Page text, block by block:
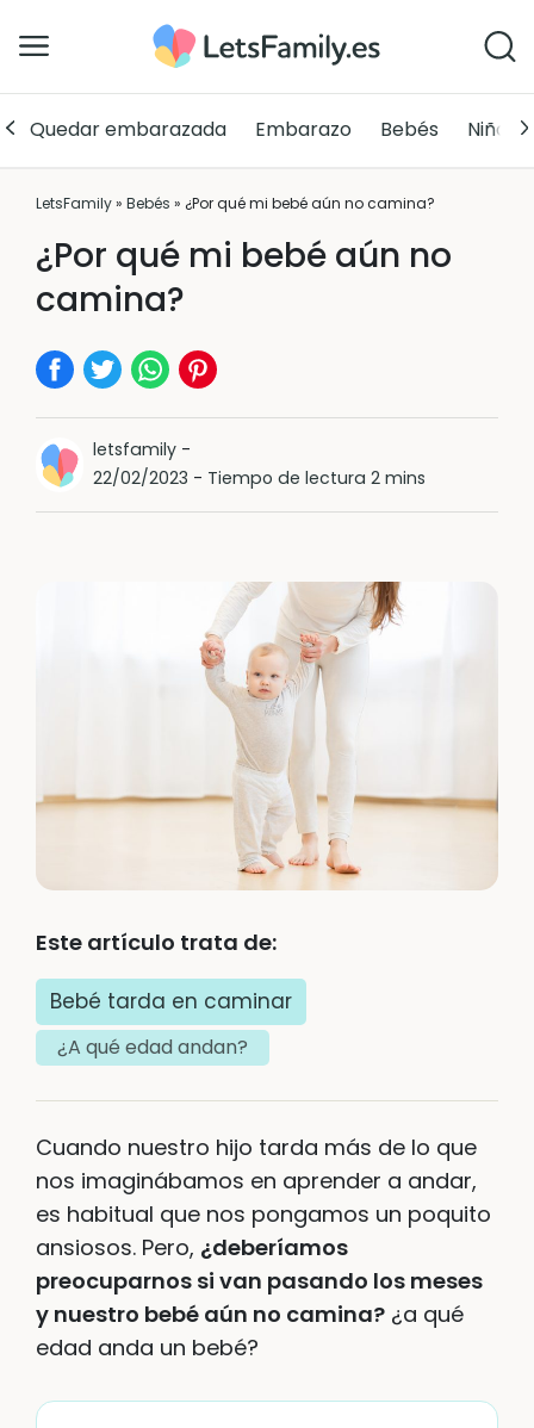
Quedar embarazada Embarazo Bebés Niños
LetsFamily» Bebés » ¿Por qué mi bebé aún no camina?
¿Por qué mi bebé aún no
camina?
letsfamily -
22/02/2023 - Tiempo de lectura 2 mins
Este artículo trata de:
Bebé tarda en caminar
¿A qué edad andan?
Cuando nuestro hijo tarda más de lo que
nos imaginábamos en aprender a andar,
es habitual que nos pongamos un poquito
ansiosos. Pero, ¿deberíamos
preocuparnos si van pasando los meses
y nuestro bebé aún no camina? ¿a qué
edad anda un bebé?